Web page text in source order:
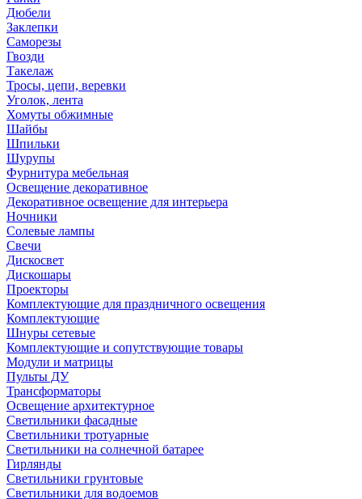
Дюбели
Заклепки
Саморезы
Гвозди
Такелаж
Тросы, цепи, веревки
Уголок, лента
Хомуты обжимные
Шайбы
Шпильки
Шурупы
Фурнитура мебельная
Освещение декоративное
Декоративное освещение для интерьера
Ночники
Солевые лампы
Свечи
Дискосвет
Дискошары
Проекторы
Комплектующие для праздничного освещения
Комплектующие
Шнуры сетевые
Комплектующие и сопутствующие товары
Модули и матрицы
Пульты ДУ
Трансформаторы
Освещение архитектурное
Светильники фасадные
Светильники тротуарные
Светильники на солнечной батарее
Гирлянды
Светильники грунтовые
Светильники для водоемов